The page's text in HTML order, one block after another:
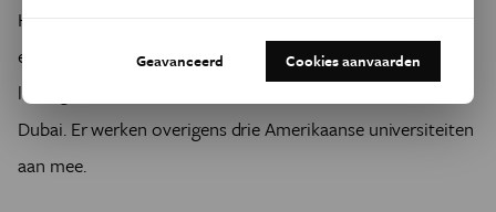
Het is voor het eerst dat er een Arabische ruimtesonde bij
een andere planeet arriveert. Het project staat onder
leiding van het Mohammed bin Rashid Space Centre in
Dubai. Er werken overigens drie Amerikaanse universiteiten
aan mee.
Geavanceerd Cookies aanvaarden